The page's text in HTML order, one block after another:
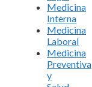
Medicina
Interna
Medicina
Laboral
Medicina
Preventiva
y